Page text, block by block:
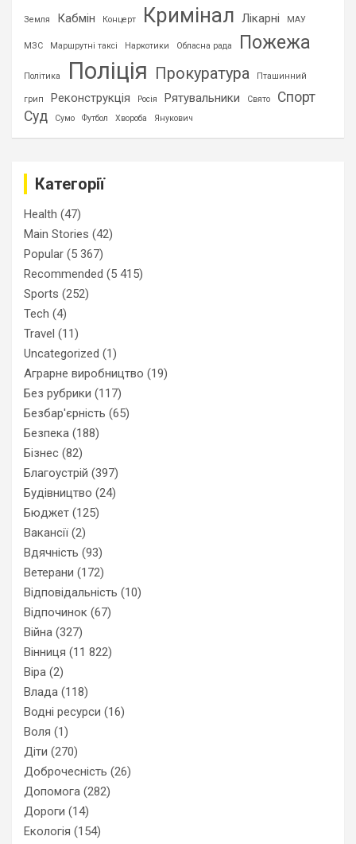
Земля Кабмін Концерт Кримінал Лікарні МАУ
МЗС Маршрутні таксі Наркотики Обласна рада Пожежа
Політика Поліція Прокуратура Пташинний
грип Реконструкція Росія Рятувальники Свято
Спорт
Суд
Сумо Футбол Хвороба Янукович
Категорії
Health (47)
Main Stories (42)
Popular (5 367)
Recommended (5 415)
Sports (252)
Tech (4)
Travel (11)
Uncategorized (1)
Аграрне виробництво (19)
Без рубрики (117)
Безбар'єрність (65)
Безпека (188)
Бізнес (82)
Благоустрій (397)
Будівництво (24)
Бюджет (125)
Вакансії (2)
Вдячність (93)
Ветерани (172)
Відповідальність (10)
Відпочинок (67)
Війна (327)
Вінниця (11 822)
Віра (2)
Влада (118)
Водні ресурси (16)
Воля (1)
Діти (270)
Доброчесність (26)
Допомога (282)
Дороги (14)
Екологія (154)